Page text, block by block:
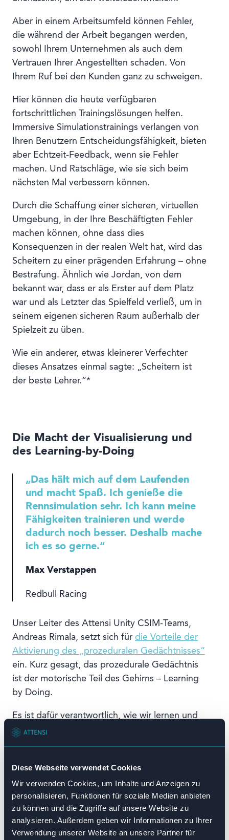
Diese Webseite verwendet Cookies
Wir verwenden Cookies, um Inhalte und Anzeigen zu
personalisieren, Funktionen für soziale Medien anbieten
zu können und die Zugriffe auf unsere Website zu
analysieren. Außerdem geben wir Informationen zu Ihrer
Verwendung unserer Website an unsere Partner für
Aber in einem Arbeitsumfeld können Fehler,
die während der Arbeit begangen werden,
sowohl Ihrem Unternehmen als auch dem
Vertrauen Ihrer Angestellten schaden. Von
Ihrem Ruf bei den Kunden ganz zu schweigen.
Hier können die heute verfügbaren
fortschrittlichen Trainingslösungen helfen.
Immersive Simulationstrainings verlangen von
Ihren Benutzern Entscheidungsfähigkeit, bieten
aber Echtzeit-Feedback, wenn sie Fehler
machen. Und Ratschläge, wie sie sich beim
nächsten Mal verbessern können.
Durch die Schaffung einer sicheren, virtuellen
Umgebung, in der Ihre Beschäftigten Fehler
machen können, ohne dass dies
Konsequenzen in der realen Welt hat, wird das
Scheitern zu einer prägenden Erfahrung – ohne
Bestrafung. Ähnlich wie Jordan, von dem
bekannt war, dass er als Erster auf dem Platz
war und als Letzter das Spielfeld verließ, um in
seinem eigenen sicheren Raum außerhalb der
Spielzeit zu üben.
Wie ein anderer, etwas kleinerer Verfechter
dieses Ansatzes einmal sagte: „Scheitern ist
der beste Lehrer.“*
Die Macht der Visualisierung und
des Learning-by-Doing
„Das hält mich auf dem Laufenden
und macht Spaß. Ich genieße die
Rennsimulation sehr. Ich kann meine
Fähigkeiten trainieren und werde
dadurch noch besser. Deshalb mache
ich es so gerne.“
Max Verstappen
Redbull Racing
Unser Leiter des Attensi Unity CSIM-Teams,
Andreas Rimala, setzt sich für die Vorteile der
Aktivierung des „prozeduralen Gedächtnisses“
ein. Kurz gesagt, das prozedurale Gedächtnis
ist der motorische Teil des Gehirns – Learning
by Doing.
Es ist dafür verantwortlich, wie wir lernen und
uns merken, wie wir unsere Schuhe binden,
verankert, hat es eine viel größere Chance,
langfristig in unserem Gedächtnis zu bleiben.
Das Training in einer Simulation ist eine ideale
Methode, um diesen prozeduralen
Gedächtniseffekt durch Visualisierung zu